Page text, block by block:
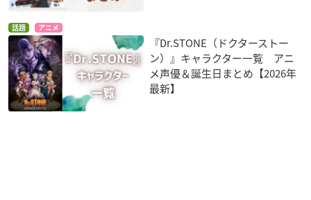
話題 アニメ
『Dr.STONE（ドクターストー
ン）』キャラクター一覧 アニ
メ声優＆誕生日まとめ【2026年
最新】